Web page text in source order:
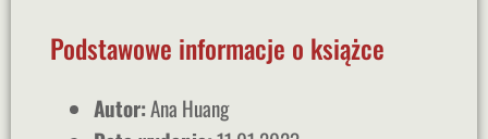
Podstawowe informacje o książce
Autor:Ana Huang